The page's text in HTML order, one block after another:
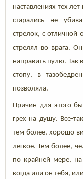
наставлениях тех
старались не
стрелок, с отличной
стрелял во врага.
направить пулю. Так
стопу, в
позволяла.
Причин для этого
грех на душу. Все-
тем более, хорошо
легкое. Тем более,
по крайней мере,
когда или он тебя,